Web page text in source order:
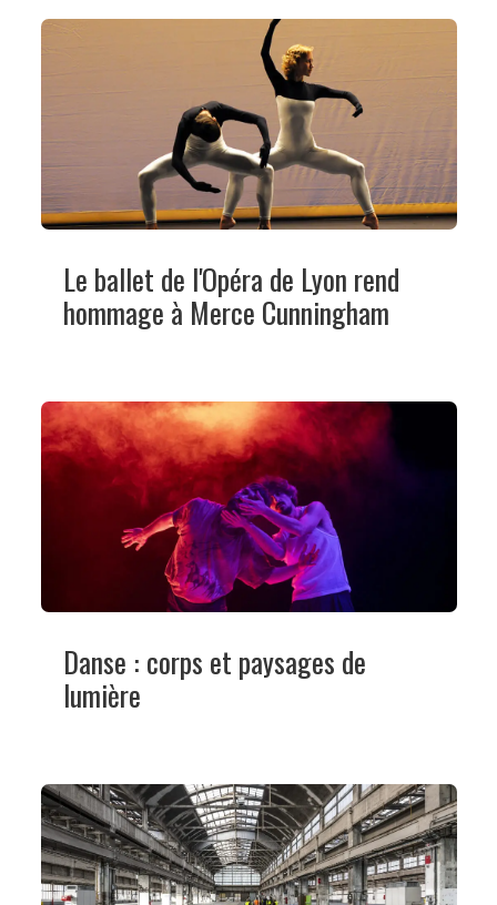
Le ballet de l'Opéra de Lyon rend
hommage à Merce Cunningham
Danse : corps et paysages de
lumière